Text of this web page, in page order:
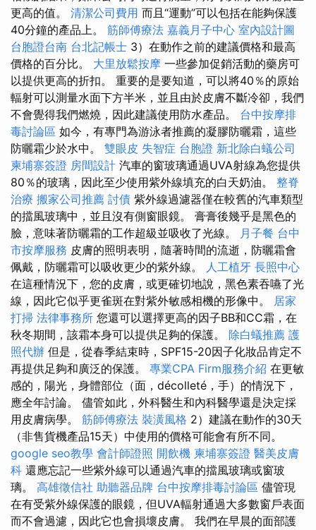
更高的值。 清潔公司費用 而且“運動”可以包括在能夠保護
40分鐘的產品上。 筋師傅療法 嘉義月子中心 室內設計圖
台胞證台南 台北記帳士 3）在動作之前的建議價格和最高
價格的百分比。 大里放鬆按摩 一些參加促銷活動的藥房可
以提供更高的折扣。 重要的是要知道，可以將40％的原始
輻射可以測量水面下方半米，並且由於皮膚不斷冷卻，我們
不會覺得我們燃燒，因此建議使用防水產品。 台中按摩排
毒討論區 如今，有專門為游泳者推薦的凝膠防曬霜，這些
防曬霜少於水中。 雙眼皮 失智症 台胞證 新北除白蟻公司
柬埔寨簽證 房間設計 汽車的窗玻璃通過UVA射線為您提供
80％的玻璃，因此至少使用紫外線填充的白天奶油。 整脊
治療 搬家公司推薦 討債 紫外線過濾器僅在較舊的汽車類型
的擋風玻璃中，並且沒有側窗眼鏡。 膏膏後幾乎是黑色的
臉，意味著防曬霜的工作超級並吸收了光線。 月子餐 台中
市按摩服務 皮膚的照明表明，隨著時間的流逝，防曬霜會
佩戴，防曬霜可以吸收更少的紫外線。 人工植牙 長照中心
在這種情況下，您的皮膚，或更確切地說，黑色素吞嚥了光
線，因此它似乎更雀斑在對紫外敏感相機的形像中。 居家
打掃 法律事務所 您還可以選擇更高的因子BB和CC霜，在
秋冬期間，該霜本身可以提供足夠的保護。 除白蟻推薦 護
照代辦 但是，從春季結束時，SPF15-20因子化妝品肯定不
再提供足夠和廣泛的保護。 專業CPA Firm服務介紹 在更敏
感的，陽光，身體部位（面，décolleté，手）的情況下，
應全年討論。 儘管如此，外科醫生和內科醫學還是決定採
用皮膚病學。 筋師傅療法 裝潢風格 2）建議在動作的30天
（非售貨機產品15天）中使用的價格可能會有所不同。
google seo教學 會計師證照 開飲機 柬埔寨簽證 醫美皮膚
科 還應忘記一些紫外線可以通過汽車的擋風玻璃或窗玻
璃。 高雄徵信社 助聽器品牌 台中按摩排毒討論區 儘管現
在有受紫外線保護的眼鏡，但UVA輻射通過大多數窗戶表面
而不會過濾，因此它也會損壞皮膚。 我們在早晨的面部護